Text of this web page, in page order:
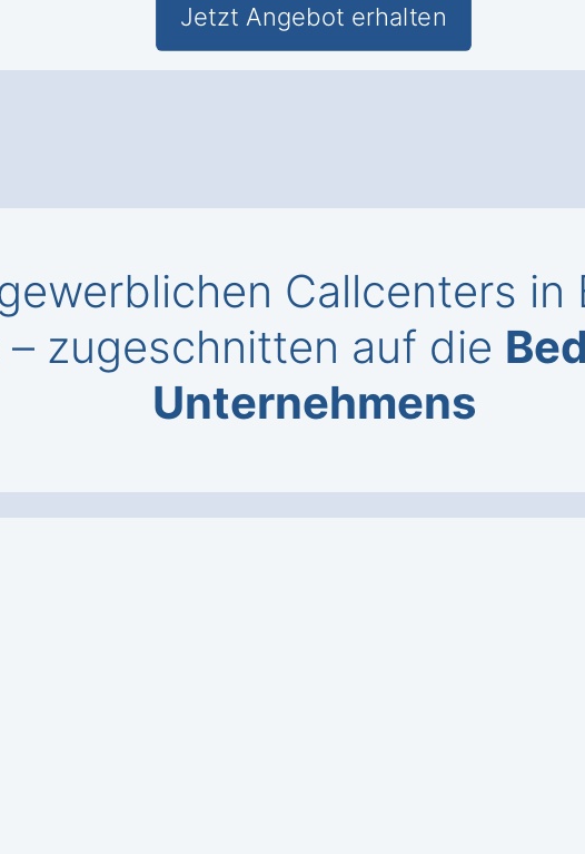
Jetzt Angebot erhalten
Callcenters in
– zugeschnitten auf die
Unternehmens